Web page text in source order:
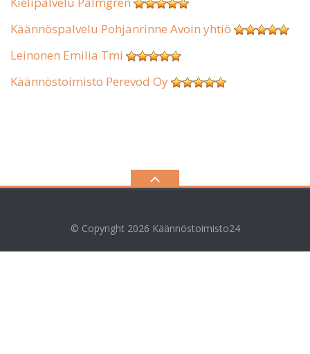
Käännöspalvelu Pohjanrinne Avoin yhtiö
Leinonen Emilia Tmi
Käännöstoimisto Perevod Oy
© Copyright 2026 Käännöstoimisto24